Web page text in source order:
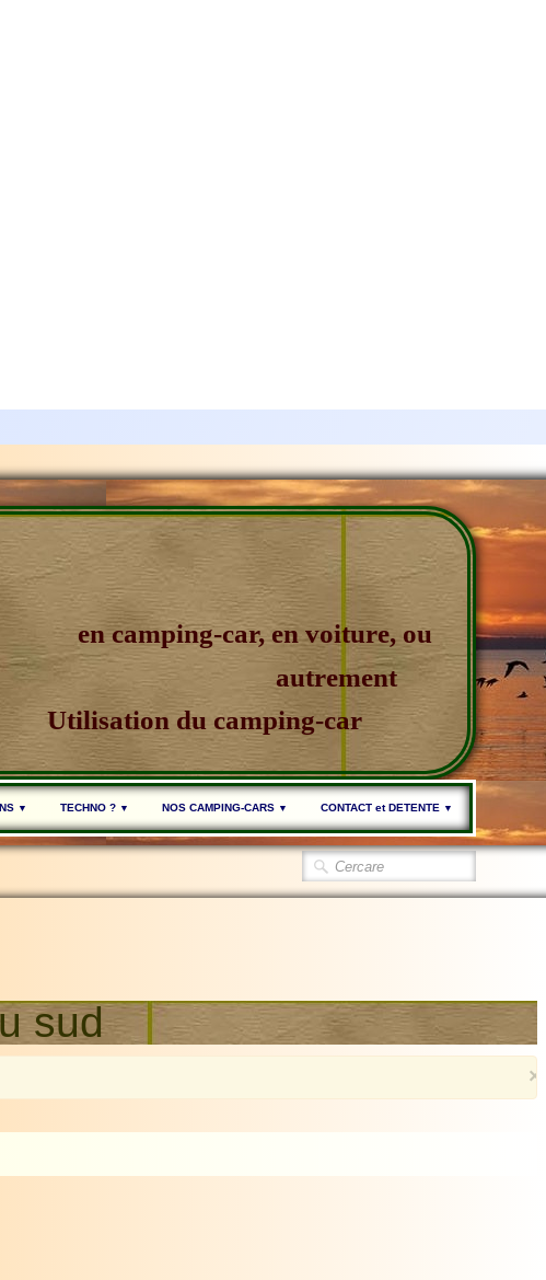
en camping-car, en voiture, ou
autrement
Utilisation du camping-car
▼ TECHNO ? ▼ NOS CAMPING-CARS ▼ CONTACT et DETENTE ▼
sud
×